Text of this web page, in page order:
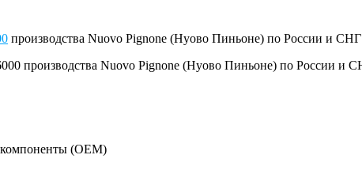
производства Nuovo Pignone (Нуово Пиньоне) по России и СНГ
компоненты (OEM)